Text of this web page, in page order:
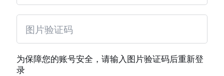
为保障您的账号安全，请输入图片验证码后重新登
录